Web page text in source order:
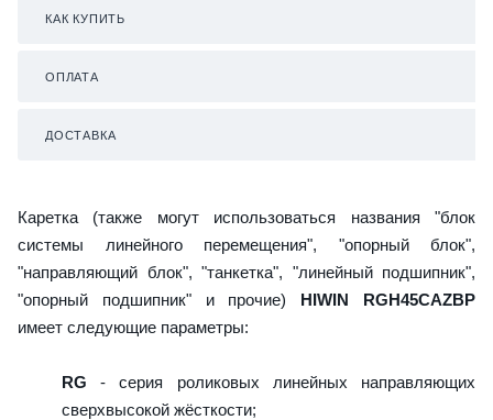
КАК КУПИТЬ
ОПЛАТА
ДОСТАВКА
Каретка (также могут использоваться названия "блок
системы линейного перемещения", "опорный блок",
"направляющий блок", "танкетка", "линейный подшипник",
"опорный подшипник" и прочие) HIWIN RGH45CAZBP
имеет следующие параметры:
RG - серия роликовых линейных направляющих
сверхвысокой жёсткости;